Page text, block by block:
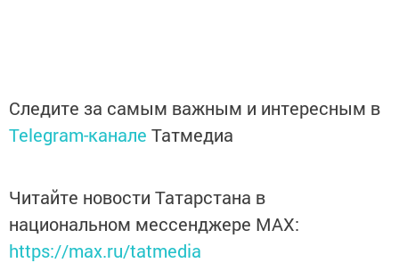
Следите за самым важным и интересным в
Telegram-канале Татмедиа
Читайте новости Татарстана в
национальном мессенджере MАХ:
https://max.ru/tatmedia